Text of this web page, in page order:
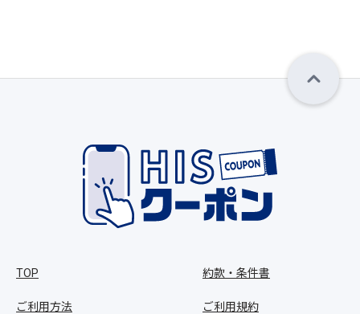
TOP
ご利用方法
約款・条件書
ご利用規約